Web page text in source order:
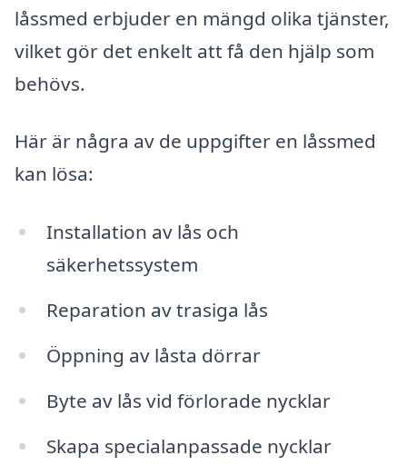
låssmed erbjuder en mängd olika tjänster,
vilket gör det enkelt att få den hjälp som
behövs.
Här är några av de uppgifter en låssmed
kan lösa:
Installation av lås och
säkerhetssystem
Reparation av trasiga lås
Öppning av låsta dörrar
Byte av lås vid förlorade nycklar
Skapa specialanpassade nycklar